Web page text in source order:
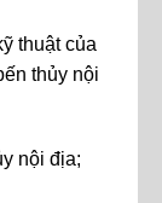
thuật của
thủy nội
nội địa;